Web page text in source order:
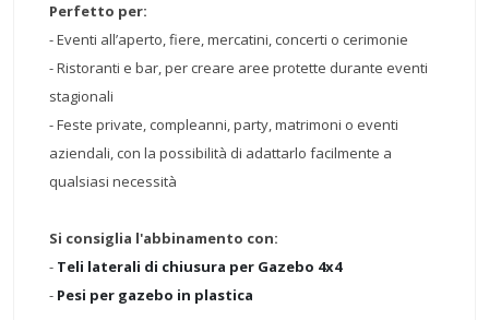
Perfetto per:
- Eventi all’aperto, fiere, mercatini, concerti o cerimonie
- Ristoranti e bar, per creare aree protette durante eventi
stagionali
- Feste private, compleanni, party, matrimoni o eventi
aziendali, con la possibilità di adattarlo facilmente a
qualsiasi necessità
Si consiglia l'abbinamento con:
- Teli laterali di chiusura per Gazebo 4x4
- Pesi per gazebo in plastica